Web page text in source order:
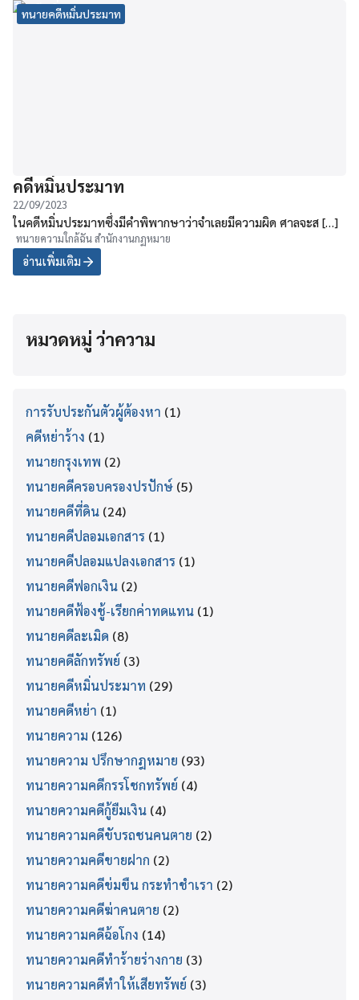
ทนายคดีหมิ่นประมาท
คดีหมิ่นประมาท
22/09/2023
ในคดีหมิ่นประมาทซึ่งมีคำพิพากษาว่าจำเลยมีความผิด ศาลจะส […]
ทนายความใกล้ฉัน สำนักงานกฏหมาย
อ่านเพิ่มเติม
หมวดหมู่ ว่าความ
การรับประกันตัวผู้ต้องหา (1)
คดีหย่าร้าง (1)
ทนายกรุงเทพ (2)
ทนายคดีครอบครองปรปักษ์ (5)
ทนายคดีที่ดิน (24)
ทนายคดีปลอมเอกสาร (1)
ทนายคดีปลอมแปลงเอกสาร (1)
ทนายคดีฟอกเงิน (2)
ทนายคดีฟ้องชู้-เรียกค่าทดแทน (1)
ทนายคดีละเมิด (8)
ทนายคดีลักทรัพย์ (3)
ทนายคดีหมิ่นประมาท (29)
ทนายคดีหย่า (1)
ทนายความ (126)
ทนายความ ปรึกษากฎหมาย (93)
ทนายความคดีกรรโชกทรัพย์ (4)
ทนายความคดีกู้ยืมเงิน (4)
ทนายความคดีขับรถชนคนตาย (2)
ทนายความคดีขายฝาก (2)
ทนายความคดีข่มขืน กระทำชำเรา (2)
ทนายความคดีฆ่าคนตาย (2)
ทนายความคดีฉ้อโกง (14)
ทนายความคดีทำร้ายร่างกาย (3)
ทนายความคดีทำให้เสียทรัพย์ (3)